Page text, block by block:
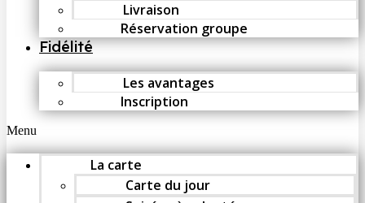
Livraison
Réservation groupe
Fidélité
Les avantages
Inscription
Menu
La carte
Carte du jour